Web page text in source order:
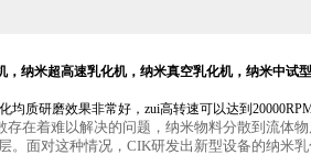
纳米超高速乳化机，纳米真空乳化机，纳米中试
均质研磨效果非常好，zui高转速可以达到 20000
在着难以解决的问题，纳米物料分散到流体
。面对这种情况， CIK研发出新型设备的纳米